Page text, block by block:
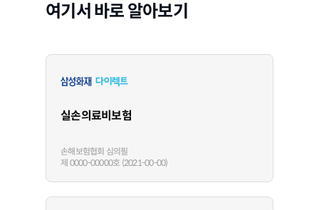
여기서 바로 알아보기
실손의료비보험
손해보험협회 심의필
제 0000-00000호 (2021-00-00)